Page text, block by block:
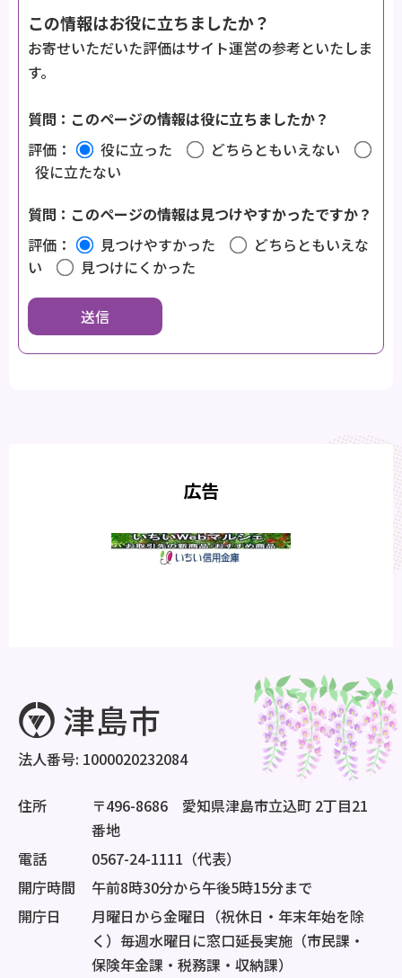
この情報はお役に立ちましたか？
お寄せいただいた評価はサイト運営の参考といたしま
す。
質問：このページの情報は役に立ちましたか？
評価：
役に立った
どちらともいえない
役に立たない
質問：このページの情報は見つけやすかったですか？
評価：
見つけやすかった
どちらともいえな
い
見つけにくかった
広告
法人番号: 1000020232084
住所
〒496-8686 愛知県津島市立込町 2丁目21
番地
電話
0567-24-1111（代表）
開庁時間
午前8時30分から午後5時15分まで
開庁日
月曜日から金曜日（祝休日・年末年始を除
く）毎週水曜日に窓口延長実施（市民課・
保険年金課・税務課・収納課）